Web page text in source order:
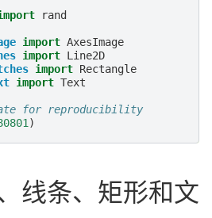
rand
import AxesImage
import Line2D
import Rectangle
import Text
for reproducibility
)
线条、矩形和文